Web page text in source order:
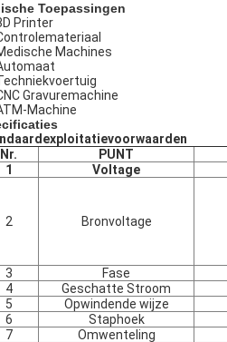
Toepassingen
Printer
Machines
Gravuremachine
Machine
Nr.
PUNT
1
Voltage
2 Bronvoltage
3
Fase
4
Geschatte Stroom
5
Opwindende wijze
6
Staphoek
7
Omwenteling